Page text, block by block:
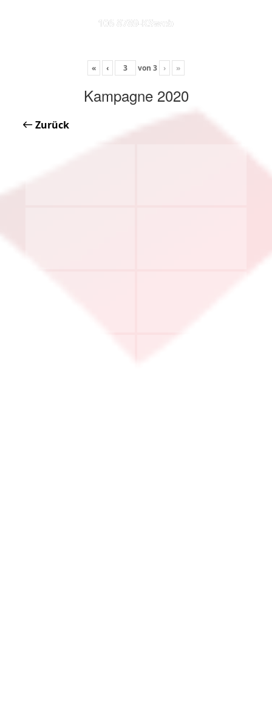
106 8789-KSweb
« ‹ von 3 › »
Kampagne 2020
Zurück